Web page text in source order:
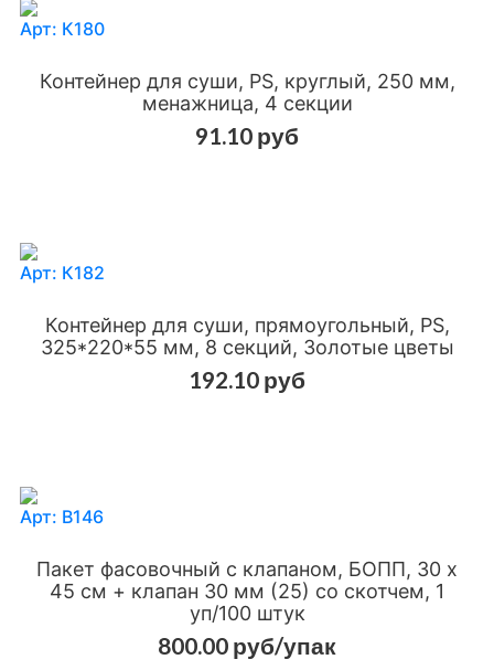
Арт: К180
Контейнер для суши, PS, круглый, 250 мм,
менажница, 4 секции
91.10 руб
Добавить в сравнения Добавить в избранное
Арт: К182
Контейнер для суши, прямоугольный, PS,
325*220*55 мм, 8 секций, Золотые цветы
192.10 руб
Добавить в сравнения Добавить в избранное
Арт: В146
Пакет фасовочный с клапаном, БОПП, 30 х
45 см + клапан 30 мм (25) со скотчем, 1
уп/100 штук
800.00 руб/упак
Добавить в сравнения Добавить в избранное